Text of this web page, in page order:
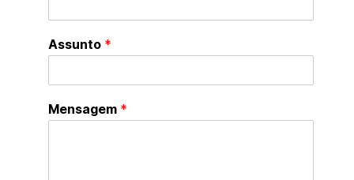
Assunto *
Mensagem *